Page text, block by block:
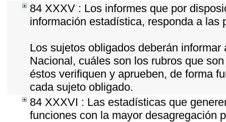
84 XXXV : Los informes que por
información estadística, responda a
Los sujetos obligados deberán
Nacional, cuáles son los rubros que
éstos verifiquen y aprueben, de forma
cada sujeto obligado.
84 XXXVI : Las estadísticas que
funciones con la mayor desagregación